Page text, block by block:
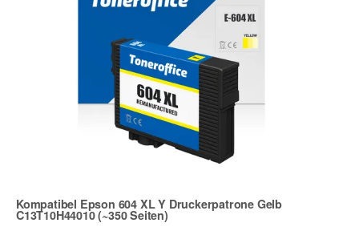
Kompatibel Epson 604 XL Y Druckerpatrone Gelb
C13T10H44010 (~350 Seiten)
Zur Artikelbewertung